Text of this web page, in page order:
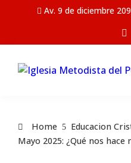
Av. 9 de diciembre
Home
Educacion
Mayo 2025: ¿Qué nos hace